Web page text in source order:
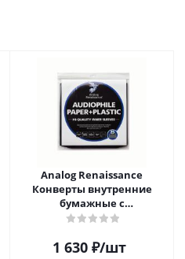
Analog Renaissance
Конверты внутренние
бумажные с
антистатическим пакетом
Audiophile Paper+Plastic (25
1 630₽/шт